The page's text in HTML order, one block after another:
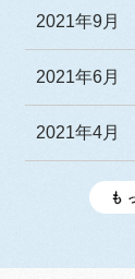
2021年9月
2021年6月
2021年4月